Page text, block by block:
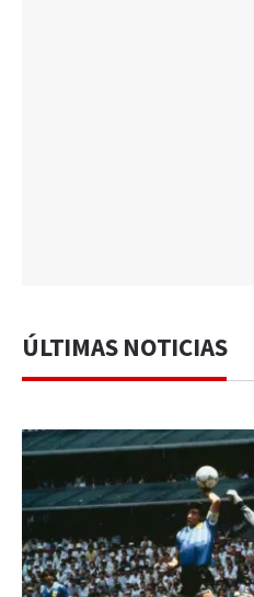
ÚLTIMAS NOTICIAS